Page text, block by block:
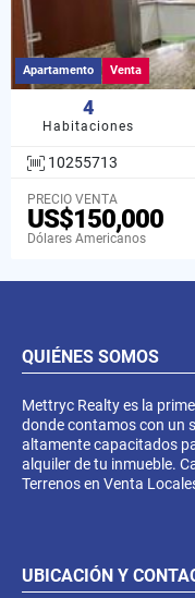
Apartamento Venta
4
Habitaciones
10255713
PRECIO VENTA
US$150,000
Dólares Americanos
QUIÉNES SOMOS
Mettryc Realty es la
donde contamos con un
altamente capacitados
alquiler de tu inmueble.
Terrenos en Venta
UBICACIÓN Y